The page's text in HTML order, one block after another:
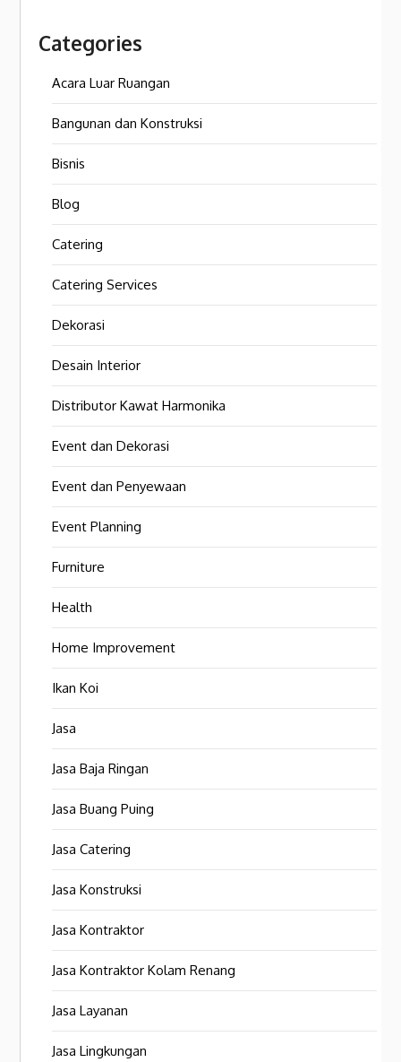
Categories
Acara Luar Ruangan
Bangunan dan Konstruksi
Bisnis
Blog
Catering
Catering Services
Dekorasi
Desain Interior
Distributor Kawat Harmonika
Event dan Dekorasi
Event dan Penyewaan
Event Planning
Furniture
Health
Home Improvement
Ikan Koi
Jasa
Jasa Baja Ringan
Jasa Buang Puing
Jasa Catering
Jasa Konstruksi
Jasa Kontraktor
Jasa Kontraktor Kolam Renang
Jasa Layanan
Jasa Lingkungan